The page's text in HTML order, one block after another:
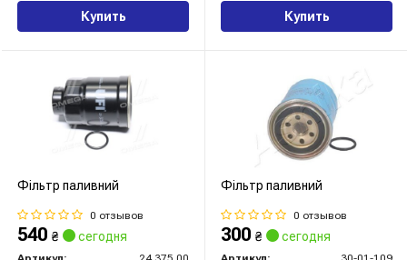
Купить Купить
Фільтр паливний
0 отзывов
540 ₴ сегодня
Фільтр паливний
0 отзывов
300 ₴ сегодня